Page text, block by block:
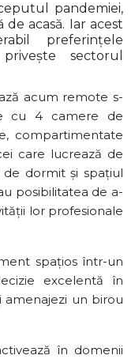
pandemiei,
acasă. Iar acest
preferințele
sectorul
acum remote s-
cu 4 camere de
compartimentate
care lucrează de
dormit și spațiul
posibilitatea de a-
lor profesionale
spațios într-un
excelentă în
un birou
în domenii